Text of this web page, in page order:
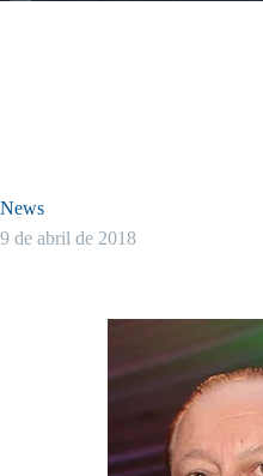
News
9 de abril de 2018